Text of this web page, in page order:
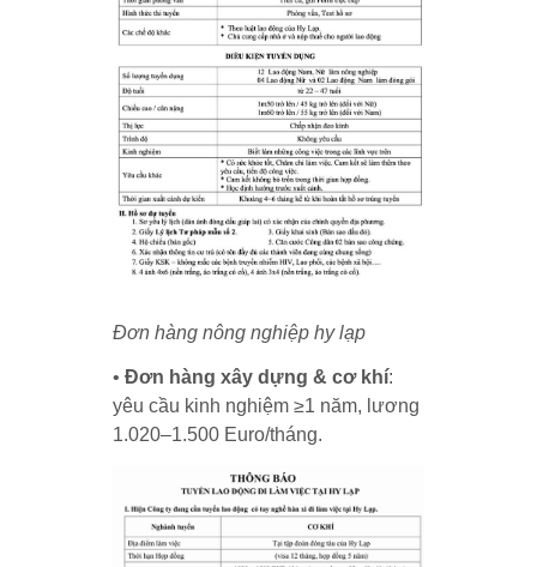
Đơn hàng nông nghiệp hy lạp
• Đơn hàng xây dựng & cơ khí:
yêu cầu kinh nghiệm ≥1 năm, lương
1.020–1.500 Euro/tháng.